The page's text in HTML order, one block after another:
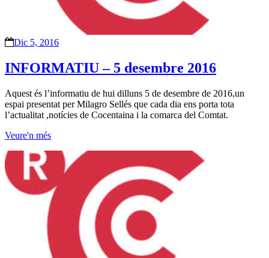
Dic 5, 2016
INFORMATIU – 5 desembre 2016
Aquest és l’informatiu de hui dilluns 5 de desembre de 2016,un
espai presentat per Milagro Sellés que cada dia ens porta tota
l’actualitat ,notícies de Cocentaina i la comarca del Comtat.
Veure'n més